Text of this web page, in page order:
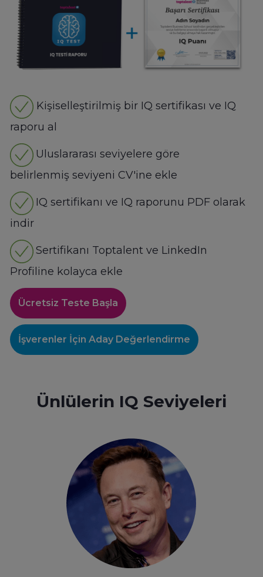
Kişiselleştirilmiş bir IQ sertifikası ve IQ
raporu al
Uluslararası seviyelere göre
belirlenmiş seviyeni CV'ine ekle
IQ sertifikanı ve IQ raporunu PDF olarak
indir
Sertifikanı Toptalent ve LinkedIn
Profiline kolayca ekle
Ücretsiz Teste Başla
İşverenler İçin Aday Değerlendirme
Ünlülerin IQ Seviyeleri